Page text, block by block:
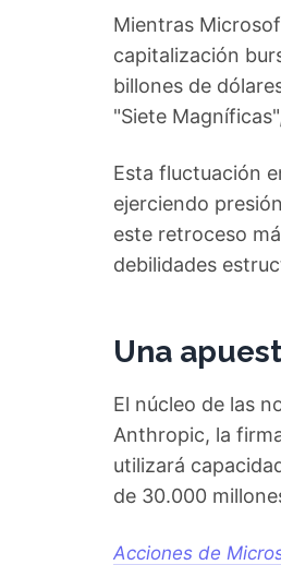
Mientras
capitalización
billones de
"Siete
Esta fluctuación
ejerciendo
este retroceso
debilidades
Una
El núcleo de las
Anthropic, la
utilizará
de 30.000
Acciones de